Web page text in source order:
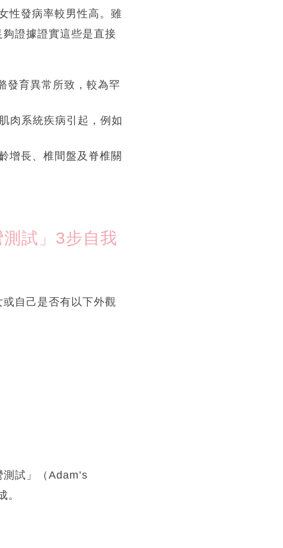
性發病率較男性高。雖
證據證實這些是直接
發育異常所致，較為罕
肉系統疾病引起，例如
增長、椎間盤及脊椎關
試」3步自我
自己是否有以下外觀
試」（Adam’s
。